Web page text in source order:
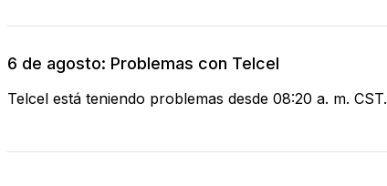
6 de agosto: Problemas con Telcel
Telcel está teniendo problemas desde 08:20 a. m. CST.